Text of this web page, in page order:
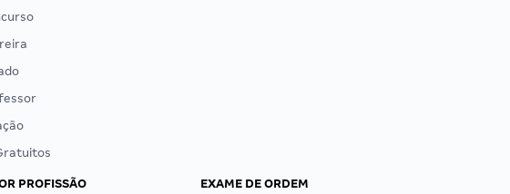
PROFISSÃO
EXAME DE ORDEM